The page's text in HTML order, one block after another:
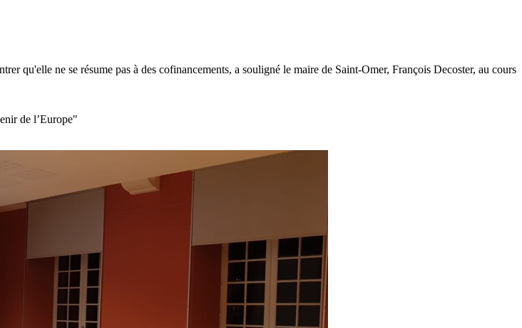
qu'elle ne se résume pas à des cofinancements, a souligné le maire de Saint-Omer, François Decoster, au cours
de l’Europe"